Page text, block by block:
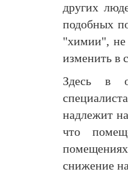
других
подобных
"химии", не
изменить в
Здесь в
надлежит
что
снижение